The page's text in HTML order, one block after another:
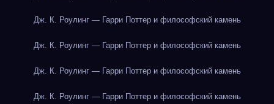
Дж. К. Роулинг — Гарри Поттер и философский камень
Дж. К. Роулинг — Гарри Поттер и философский камень
Дж. К. Роулинг — Гарри Поттер и философский камень
Дж. К. Роулинг — Гарри Поттер и философский камень